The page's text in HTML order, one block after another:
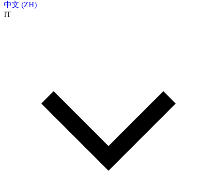
中文 (ZH)
IT